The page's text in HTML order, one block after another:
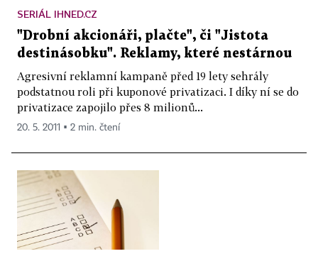
SERIÁL IHNED.CZ
"Drobní akcionáři, plačte", či "Jistota
destinásobku". Reklamy, které nestárnou
Agresivní reklamní kampaně před 19 lety sehrály
podstatnou roli při kuponové privatizaci. I díky ní se do
privatizace zapojilo přes 8 milionů...
20. 5. 2011 ▪ 2 min. čtení